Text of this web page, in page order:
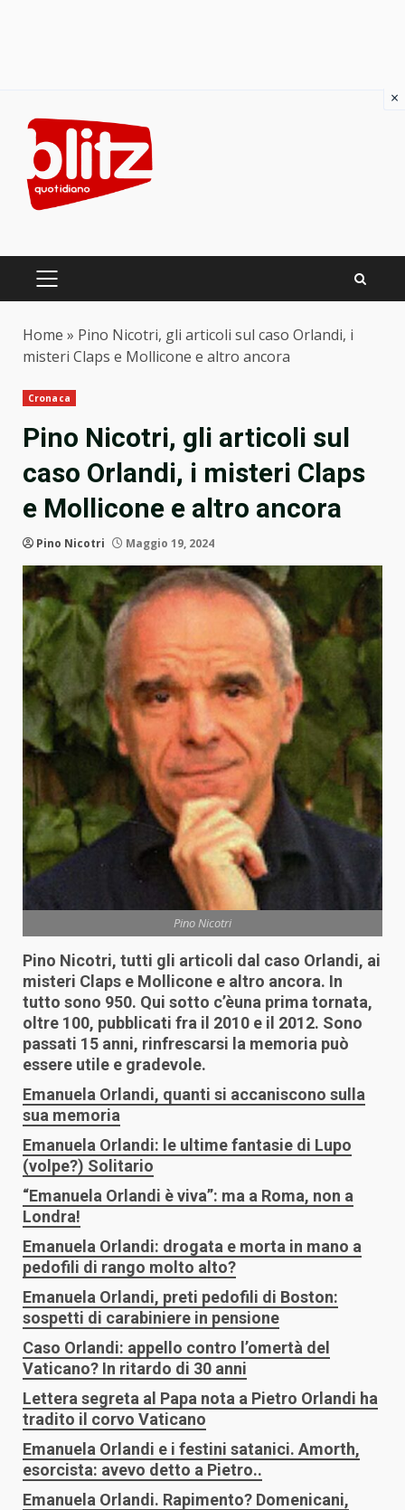
content
PRIMARY
Home » Pino Nicotri, gli articoli sul caso Orlandi, i
misteri Claps e Mollicone e altro ancora
Cronaca
Pino Nicotri, gli articoli sul
caso Orlandi, i misteri Claps
e Mollicone e altro ancora
Pino Nicotri Maggio 19, 2024
Pino Nicotri
Pino Nicotri, tutti gli articoli dal caso Orlandi, ai
misteri Claps e Mollicone e altro ancora. In
tutto sono 950. Qui sotto c’èuna prima tornata,
oltre 100, pubblicati fra il 2010 e il 2012. Sono
passati 15 anni, rinfrescarsi la memoria può
essere utile e gradevole.
Emanuela Orlandi, quanti si accaniscono sulla
sua memoria
Emanuela Orlandi: le ultime fantasie di Lupo
(volpe?) Solitario
“Emanuela Orlandi è viva”: ma a Roma, non a
Londra!
Emanuela Orlandi: drogata e morta in mano a
pedofili di rango molto alto?
Emanuela Orlandi, preti pedofili di Boston:
sospetti di carabiniere in pensione
Caso Orlandi: appello contro l’omertà del
Vaticano? In ritardo di 30 anni
Lettera segreta al Papa nota a Pietro Orlandi ha
tradito il corvo Vaticano
Emanuela Orlandi e i festini satanici. Amorth,
esorcista: avevo detto a Pietro..
Emanuela Orlandi. Rapimento? Domenicani,
×